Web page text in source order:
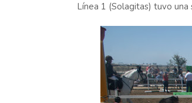
Línea 1 (Solagitas) tuvo